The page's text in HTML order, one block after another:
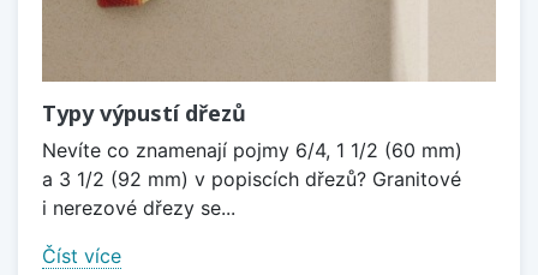
Typy výpustí dřezů
Nevíte co znamenají pojmy 6/4, 1 1/2 (60 mm)
a 3 1/2 (92 mm) v popiscích dřezů? Granitové
i nerezové dřezy se...
Číst více